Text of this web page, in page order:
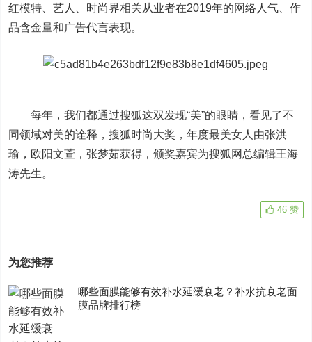
红模特、艺人、时尚界相关从业者在2019年的网络人气、作
品含金量和广告代言表现。
每年，我们都通过搜狐这双发现“美”的眼睛，看见了不
同领域对美的诠释，搜狐时尚大奖，年度最美女人由张洪
瑜，欧阳文萱，张梦茹获得，颁奖嘉宾为搜狐网总编辑王海
涛先生。
46 赞
为您推荐
哪些面膜能够有效补水延缓衰老？补水抗衰老面
膜品牌排行榜